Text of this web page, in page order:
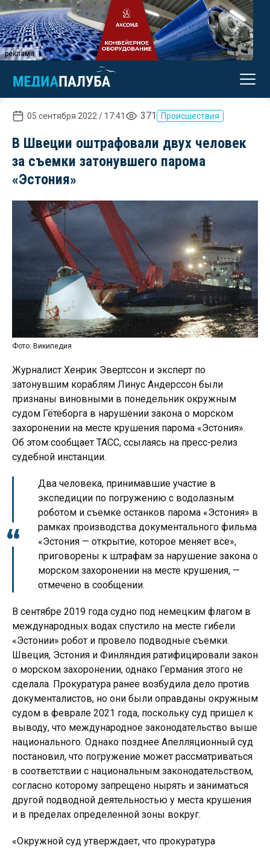
реклама
05 сентября 2022 / 17:41 371 Происшествия
В Швеции оштрафовали двух человек
за съемки затонувшего парома
«Эстония»
Фото: Википедия
Журналист Хенрик Эвертссон и эксперт по
затонувшим кораблям Линус Андерссон были
признаны виновными в понедельник окружным
судом Гётеборга в нарушении закона о морском
захоронении на месте крушения парома «Эстония».
Об этом сообщает ТАСС, ссылаясь на пресс-релиз
судебной инстанции.
Два человека, принимавшие участие в
экспедиции по погружению с водолазным
роботом и съемке останков парома «Эстония» в
рамках производства документального фильма
«Эстония — открытие, которое меняет все»,
приговорены к штрафам за нарушение закона о
морском захоронении на месте крушения, —
отмечено в сообщении.
В сентябре 2019 года судно под немецким флагом в
международных водах спустило на месте гибели
«Эстонии» робот и провело подводные съемки.
Швеция, Эстония и Финляндия ратифицировали закон
о морском захоронении, однако Германия этого не
сделала. Прокуратура ранее возбудила дело против
документалистов, но они были оправданы окружным
судом в феврале 2021 года, поскольку суд пришел к
выводу, что международное законодательство выше
национального. Однако позднее Апелляционный суд
постановил, что погружение может рассматриваться
в соответствии с национальным законодательством,
согласно которому запрещено нырять и заниматься
другой подводной деятельностью у места крушения
и в пределах определенной зоны вокруг.
«Окружной суд утверждает, что прокуратура